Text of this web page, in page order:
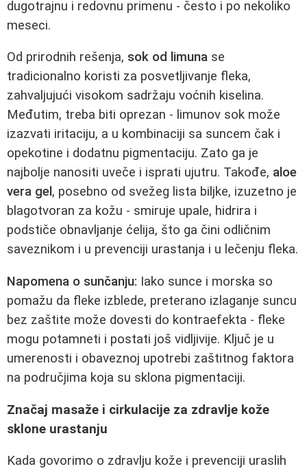
dugotrajnu i redovnu primenu - često i po nekoliko
meseci.
Od prirodnih rešenja, sok od limuna se
tradicionalno koristi za posvetljivanje fleka,
zahvaljujući visokom sadržaju voćnih kiselina.
Međutim, treba biti oprezan - limunov sok može
izazvati iritaciju, a u kombinaciji sa suncem čak i
opekotine i dodatnu pigmentaciju. Zato ga je
najbolje nanositi uveče i isprati ujutru. Takođe, aloe
vera gel, posebno od svežeg lista biljke, izuzetno je
blagotvoran za kožu - smiruje upale, hidrira i
podstiče obnavljanje ćelija, što ga čini odličnim
saveznikom i u prevenciji urastanja i u lečenju fleka.
Napomena o sunčanju: Iako sunce i morska so
pomažu da fleke izblede, preterano izlaganje suncu
bez zaštite može dovesti do kontraefekta - fleke
mogu potamneti i postati još vidljivije. Ključ je u
umerenosti i obaveznoj upotrebi zaštitnog faktora
na područjima koja su sklona pigmentaciji.
Značaj masaže i cirkulacije za zdravlje kože
sklone urastanju
Kada govorimo o zdravlju kože i prevenciji uraslih